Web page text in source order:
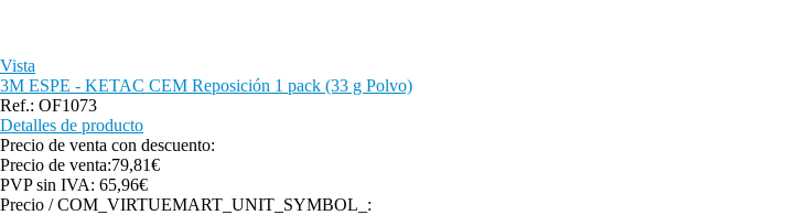
Vista
3M ESPE - KETAC CEM Reposición 1 pack (33 g Polvo)
Ref.: OF1073
Detalles de producto
Precio de venta con descuento:
Precio de venta:79,81€
PVP sin IVA: 65,96€
Precio / COM_VIRTUEMART_UNIT_SYMBOL_: